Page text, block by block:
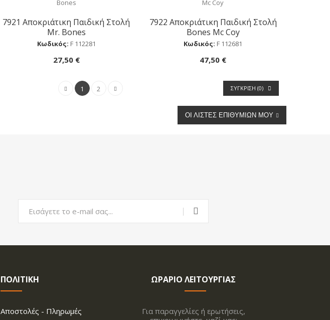
Αγορά
7921 Αποκριάτικη Παιδική Στολή
Mr. Bones
Κωδικός: F 112281
27,50 €
Αγορά
7922 Αποκριάτικη Παιδική Στολή
Bones Mc Coy
Κωδικός: F 112681
47,50 €
ΣΎΓΚΡΙΣΗ (0)
1 2
ΟΙ ΛΊΣΤΕΣ ΕΠΙΘΥΜΙΏΝ ΜΟΥ
ΠΟΛΙΤΙΚΗ
Aποστολές - Πληρωμές
ΩΡΑΡΙΟ ΛΕΙΤΟΥΡΓΙΑΣ
Για παραγγελίες ή ερωτήσεις,